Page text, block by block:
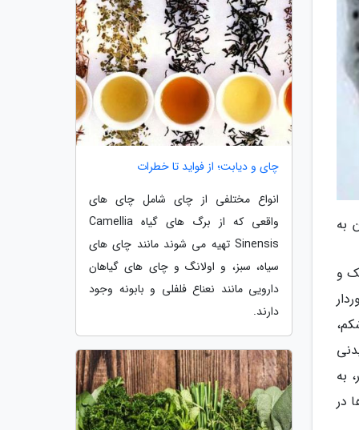
به
و
به
در
چای و دیابت؛ از فواید تا خطرات
انواع مختلفی از چای شامل چای های
واقعی که از برگ های گیاه Camellia
Sinensis تهیه می شوند مانند چای های
سیاه، سبز، و اولانگ و چای های گیاهان
دارویی مانند نعناع فلفلی و بابونه وجود
دارند.